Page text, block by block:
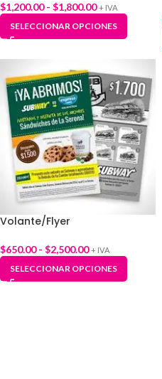
$1,200.00 - $1,800.00 + IVA
SELECCIONAR OPCIONES
Volante/Flyer
$650.00 - $2,500.00 + IVA
SELECCIONAR OPCIONES